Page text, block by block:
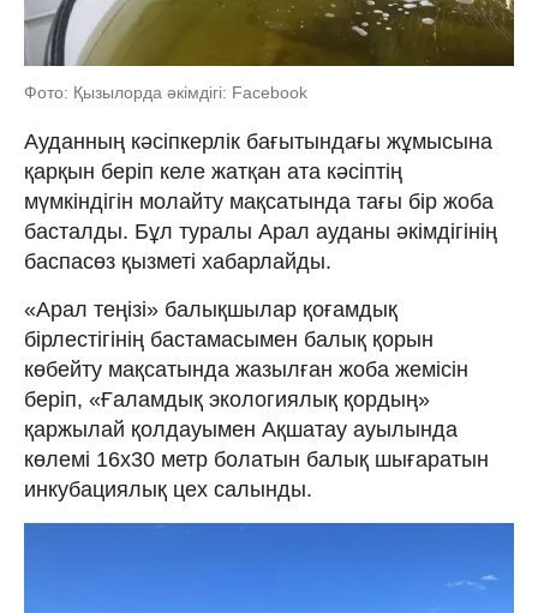
Фото: Қызылорда әкімдігі: Facebook
Ауданның кәсіпкерлік бағытындағы жұмысына
қарқын беріп келе жатқан ата кәсіптің
мүмкіндігін молайту мақсатында тағы бір жоба
басталды. Бұл туралы Арал ауданы әкімдігінің
баспасөз қызметі хабарлайды.
«Арал теңізі» балықшылар қоғамдық
бірлестігінің бастамасымен балық қорын
көбейту мақсатында жазылған жоба жемісін
беріп, «Ғаламдық экологиялық қордың»
қаржылай қолдауымен Ақшатау ауылында
көлемі 16х30 метр болатын балық шығаратын
инкубациялық цех салынды.